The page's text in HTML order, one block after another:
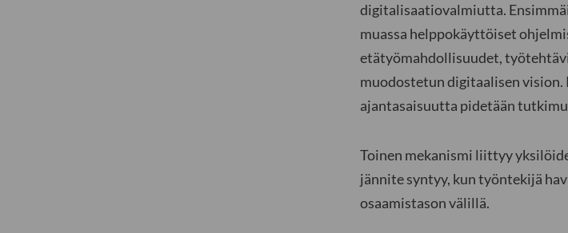
digitalisaatiovalmiutta.
muassa helppokäyttöiset
etätyömahdollisuudet,
muodostetun digitaalisen
ajantasaisuutta pidetään
Toinen mekanismi liittyy
jännite syntyy, kun työntekijä
osaamistason välillä.